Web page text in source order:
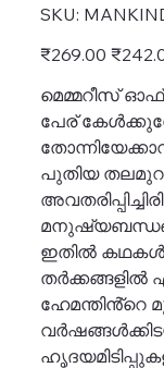
SKU: SKU
MANKIND0394
Original
price
₹269.00 Sale
price
മെമ്മറീസ്
പേര്
പുതിയ
ഇതിൽ കഥകൾ
തർക്കങ്ങളിൽ
ഹേമന്തിൻ്റെ